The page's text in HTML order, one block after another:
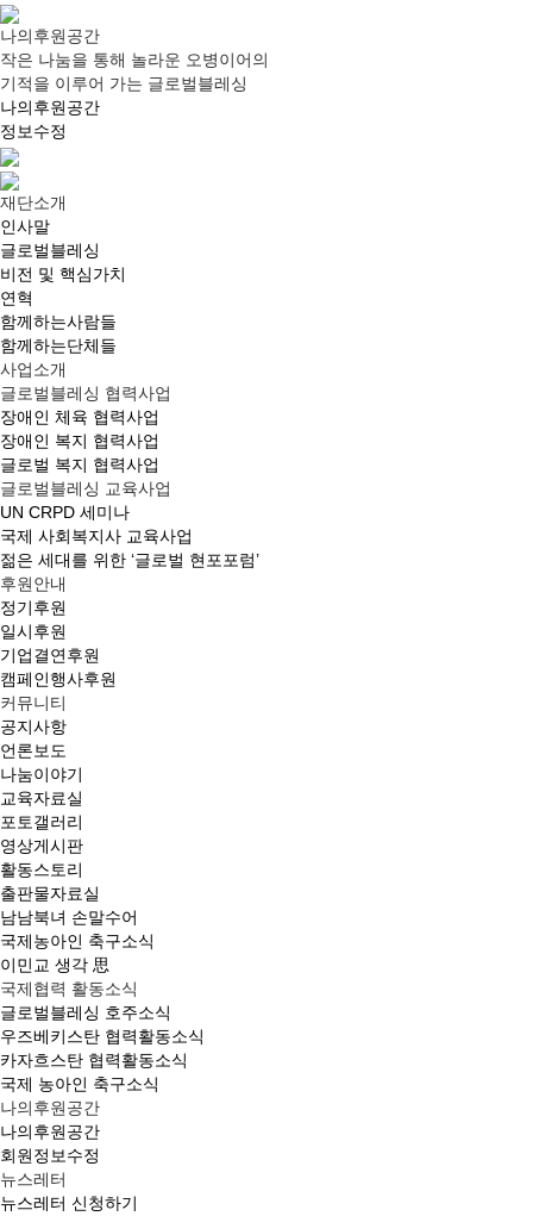
나의후원공간
작은 나눔을 통해 놀라운 오병이어의
기적을 이루어 가는 글로벌블레싱
나의후원공간
정보수정
재단소개
인사말
글로벌블레싱
비전 및 핵심가치
연혁
함께하는사람들
함께하는단체들
사업소개
글로벌블레싱 협력사업
장애인 체육 협력사업
장애인 복지 협력사업
글로벌 복지 협력사업
글로벌블레싱 교육사업
UN CRPD 세미나
국제 사회복지사 교육사업
젊은 세대를 위한 ‘글로벌 현포포럼’
후원안내
정기후원
일시후원
기업결연후원
캠페인행사후원
커뮤니티
공지사항
언론보도
나눔이야기
교육자료실
포토갤러리
영상게시판
활동스토리
출판물자료실
남남북녀 손말수어
국제농아인 축구소식
이민교 생각 思
국제협력 활동소식
글로벌블레싱 호주소식
우즈베키스탄 협력활동소식
카자흐스탄 협력활동소식
국제 농아인 축구소식
나의후원공간
나의후원공간
회원정보수정
뉴스레터
뉴스레터 신청하기